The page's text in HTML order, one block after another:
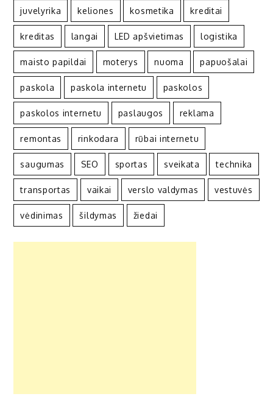
juvelyrika keliones kosmetika kreditai
kreditas langai LED apšvietimas logistika
maisto papildai moterys nuoma papuošalai
paskola paskola internetu paskolos
paskolos internetu paslaugos reklama
remontas rinkodara rūbai internetu
saugumas SEO sportas sveikata technika
transportas vaikai verslo valdymas vestuvės
vėdinimas šildymas žiedai